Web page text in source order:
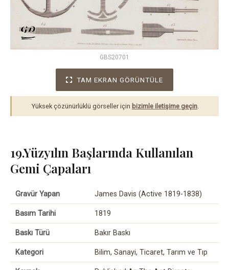
GBS20701
TAM EKRAN GÖRÜNTÜLE
Yüksek çözünürlüklü görseller için bizimle iletişime geçin
19.Yüzyılın Başlarında Kullanılan
Gemi Çapaları
Gravür Yapan James Davis (Active 1819-1838)
Basım Tarihi 1819
Baskı Türü Bakır Baskı
Kategori Bilim, Sanayi, Ticaret, Tarım ve Tıp